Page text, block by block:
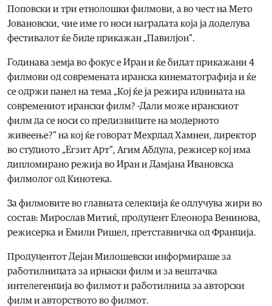
Поповски и три етнолошки филмови, а во чест на Мето
Јовановски, чие име го носи наградата која ја доделува
фестивалот ќе биде прикажан „Павилјон“.
Годинава земја во фокус е Иран и ќе бидат прикажани 4
филмови од современата иранска кинематографија и ќе
се одржи панел на тема „Кој ќе ја режира иднината на
современиот ирански филм? -Дали може иранскиот
филм да се носи со предизвиците на модерното
живеење?“ на кој ќе говорат Мехрдад Хамнеи, директор
во студиото „Егзит Арт“, Агим Абдула, режисер кој има
дипломирано режија во Иран и Дамјана Ивановска
филмолог од Кинотека.
За филмовите во главната селекција ќе одлучува жири во
состав: Мирослав Митиќ, продуцент Елеонора Венинова,
режисерка и Емили Ришел, претставничка од Франција.
Продуцентот Дејан Милошевски информираше за
работилницата за ирнаски филм и за вештачка
интелегенција во филмот и работилница за авторски
филм и авторството во филмот.